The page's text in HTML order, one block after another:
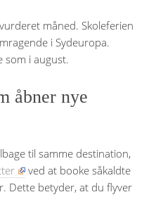
måned. Skoleferien
i Sydeuropa.
som i august.
åbner nye
til samme destination,
ved at booke såkaldte
Dette betyder, at du flyver